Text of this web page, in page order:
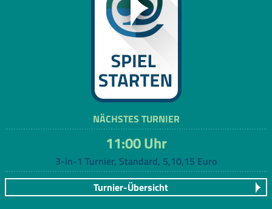
NÄCHSTES TURNIER
11:00 Uhr
3-in-1 Turnier, Standard, 5,10,15 Euro
Turnier-Übersicht